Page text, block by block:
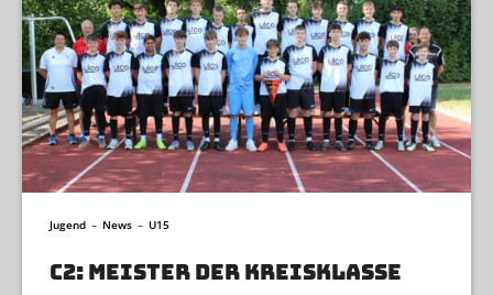
Jugend – News – U15
C2: MEISTER DER KREISKLASSE